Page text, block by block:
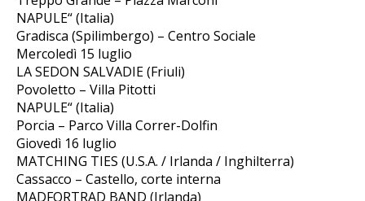
NAPULE“ (Italia)
Gradisca (Spilimbergo) – Centro Sociale
Mercoledì 15 luglio
LA SEDON SALVADIE (Friuli)
Povoletto – Villa Pitotti
NAPULE“ (Italia)
Porcia – Parco Villa Correr-Dolfin
Giovedì 16 luglio
MATCHING TIES (U.S.A. / Irlanda / Inghilterra)
Cassacco – Castello, corte interna
MADFORTRAD BAND (Irlanda)